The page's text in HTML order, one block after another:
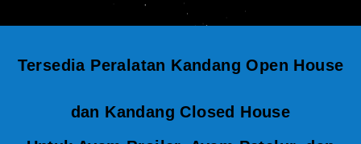
Tersedia Peralatan Kandang Open House
dan Kandang Closed House